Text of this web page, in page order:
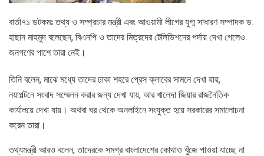
বার্তা৭১ ডটকমঃ তথ্য ও সম্প্রচার মন্ত্রী এবং আওয়ামী লীগের যুগ্ম সাধারণ সম্পাদক ড.
হাছান মাহমুদ বলেছেন, বিএনপি ও তাদের মিত্রদের টেলিভিশনের পর্দায় দেখা গেলেও
জনগণের পাশে তারা নেই।
তিনি বলেন, মাঝে মধ্যে তাদের ঢাকা শহরে প্রেস ক্লাবের সামনে দেখা যায়,
নয়াপল্টনে সংবাদ সম্মেলন করার জন্য দেখা যায়, আর খালেদা জিয়ার রাজনৈতিক
কার্যালয়ে দেখা যায়। অথবা ঘর থেকে অনলাইনে সংযুক্ত হয়ে সরকারের সমালোচনা
করেন তারা।
তথ্যমন্ত্রী আরও বলেন, তাদেরকে সমগ্র বাংলাদেশের কোথাও খুঁজে পাওয়া যাচ্ছে না